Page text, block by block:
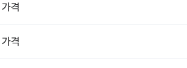
가격
가격